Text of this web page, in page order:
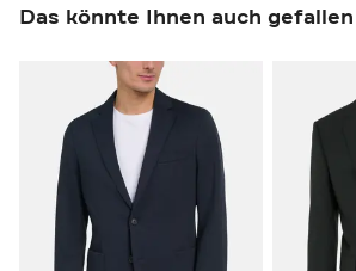
Das könnte Ihnen auch gefallen